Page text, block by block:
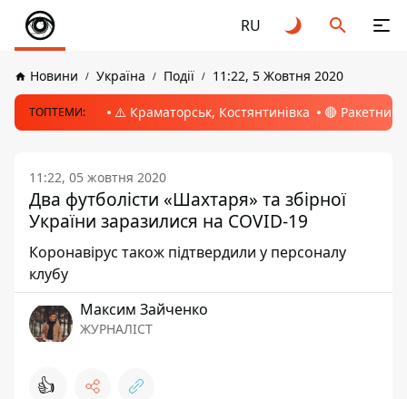
RU
Новини Україна Події 11:22, 5 Жовтня 2020
ТОПТЕМИ: ⚠️ Краматорськ, Костянтинівка 🔴 Ракетний
11:22, 05 жовтня 2020
Два футболісти «Шахтаря» та збірної
України заразилися на COVID-19
Коронавірус також підтвердили у персоналу
клубу
Максим Зайченко
ЖУРНАЛІСТ
👍